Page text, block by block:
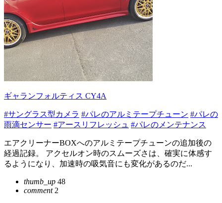
ギャランフォルティス CY4A
#サングラス型カメラ #パレのアルミテープチューン #パレの
雨滴センサー #アースリフレッシュ #パレのメンテナンス
エアクリーナーBOXへのアルミテープチューンの追加後の
経過記録。 アクセルオン時のスムーズさは、確実に体感す
るようになり、加速時の吸気音にも変化があるのだ...
thumb_up 48
comment2